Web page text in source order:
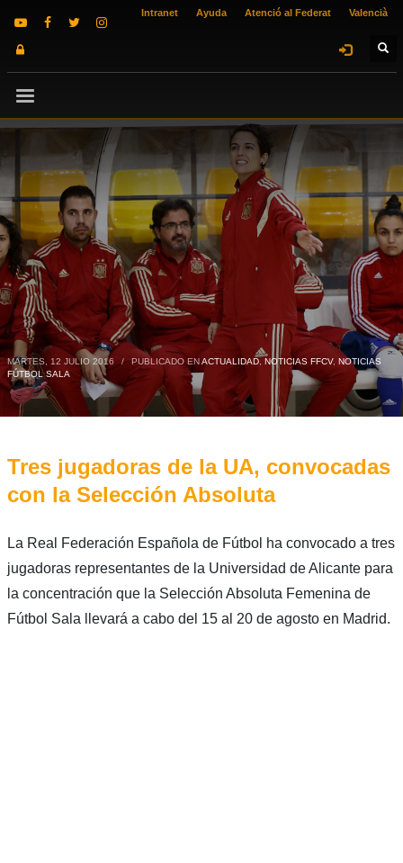
Intranet Ayuda Atenció al Federat Valencià
MARTES, 12 JULIO 2016 / PUBLICADO ENACTUALIDAD, NOTICIAS FFCV, NOTICIAS
FÚTBOL SALA
Tres jugadoras de la UA, convocadas
con la Selección Absoluta
La Real Federación Española de Fútbol ha convocado a tres
jugadoras representantes de la Universidad de Alicante para
la concentración que la Selección Absoluta Femenina de
Fútbol Sala llevará a cabo del 15 al 20 de agosto en Madrid.